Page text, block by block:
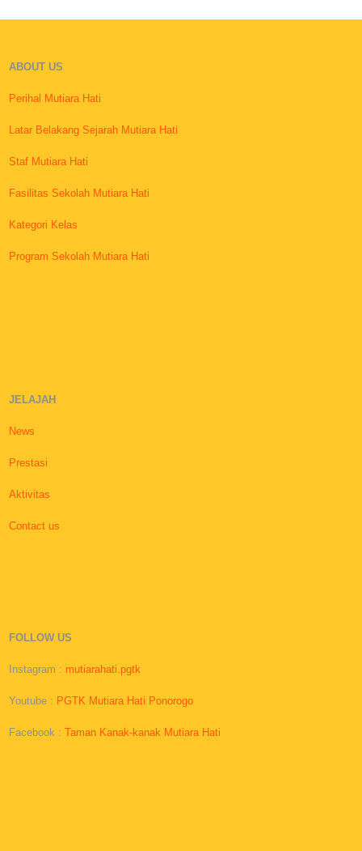
ABOUT US
Perihal Mutiara Hati
Latar Belakang Sejarah Mutiara Hati
Staf Mutiara Hati
Fasilitas Sekolah Mutiara Hati
Kategori Kelas
Program Sekolah Mutiara Hati
JELAJAH
News
Prestasi
Aktivitas
Contact us
FOLLOW US
Instagram : mutiarahati.pgtk
Youtube : PGTK Mutiara Hati Ponorogo
Facebook :Taman Kanak-kanak Mutiara Hati